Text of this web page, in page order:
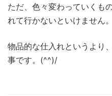
ただ、色々変わっていくも
れて行かないといけません。
物品的な仕入れというより
事です。(^^)/